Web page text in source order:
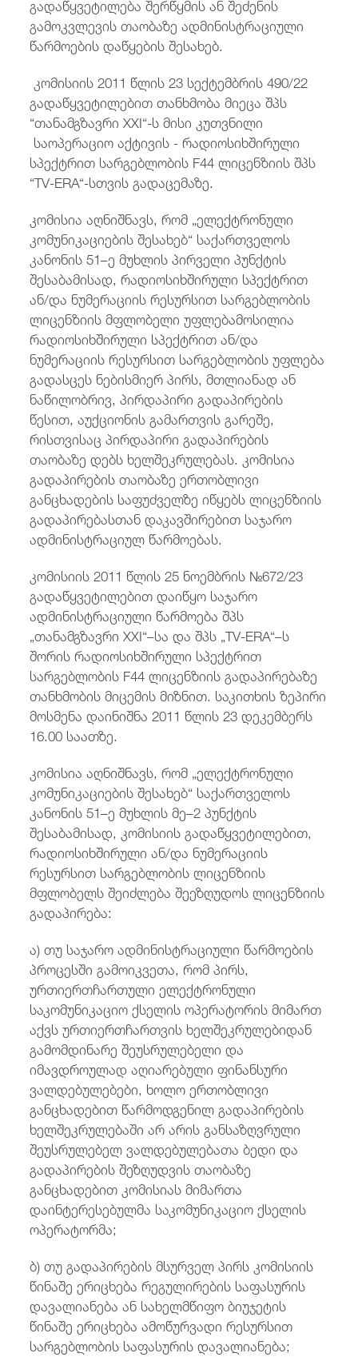
გამოკვლევის თაობაზე ადმინისტრაციული
წარმოების დაწყების შესახებ.
კომისიის 2011 წლის 23 სექტემბრის 490/22
გადაწყვეტილებით თანხმობა მიეცა შპს
“თანამგზავრი XXI“-ს მისი კუთვნილი
საოპერაციო აქტივის - რადიოსიხშირული
სპექტრით სარგებლობის F44 ლიცენზიის შპს
“TV-ERA“-სთვის გადაცემაზე.
კომისია აღნიშნავს, რომ „ელექტრონული
კომუნიკაციების შესახებ“ საქართველოს
კანონის 51–ე მუხლის პირველი პუნქტის
შესაბამისად, რადიოსიხშირული სპექტრით
ან/და ნუმერაციის რესურსით სარგებლობის
ლიცენზიის მფლობელი უფლებამოსილია
რადიოსიხშირული სპექტრით ან/და
ნუმერაციის რესურსით სარგებლობის უფლება
გადასცეს ნებისმიერ პირს, მთლიანად ან
ნაწილობრივ, პირდაპირი გადაპირების
წესით, აუქციონის გამართვის გარეშე,
რისთვისაც პირდაპირი გადაპირების
თაობაზე დებს ხელშეკრულებას. კომისია
გადაპირების თაობაზე ერთობლივი
განცხადების საფუძველზე იწყებს ლიცენზიის
გადაპირებასთან დაკავშირებით საჯარო
ადმინისტრაციულ წარმოებას.
კომისიის 2011 წლის 25 ნოემბრის №672/23
გადაწყვეტილებით დაიწყო საჯარო
ადმინისტრაციული წარმოება შპს
„თანამგზავრი XXI“–სა და შპს „TV-ERA“–ს
შორის რადიოსიხშირული სპექტრით
სარგებლობის F44 ლიცენზიის გადაპირებაზე
თანხმობის მიცემის მიზნით. საკითხის ზეპირი
მოსმენა დაინიშნა 2011 წლის 23 დეკემბერს
16.00 საათზე.
კომისია აღნიშნავს, რომ „ელექტრონული
კომუნიკაციების შესახებ“ საქართველოს
კანონის 51–ე მუხლის მე–2 პუნქტის
შესაბამისად, კომისიის გადაწყვეტილებით,
რადიოსიხშირული ან/და ნუმერაციის
რესურსით სარგებლობის ლიცენზიის
მფლობელს შეიძლება შეეზღუდოს ლიცენზიის
გადაპირება:
ა) თუ საჯარო ადმინისტრაციული წარმოების
პროცესში გამოიკვეთა, რომ პირს,
ურთიერთჩართული ელექტრონული
საკომუნიკაციო ქსელის ოპერატორის მიმართ
აქვს ურთიერთჩართვის ხელშეკრულებიდან
გამომდინარე შეუსრულებელი და
იმავდროულად აღიარებული ფინანსური
ვალდებულებები, ხოლო ერთობლივი
განცხადებით წარმოდგენილ გადაპირების
ხელშეკრულებაში არ არის განსაზღვრული
შეუსრულებელ ვალდებულებათა ბედი და
გადაპირების შეზღუდვის თაობაზე
განცხადებით კომისიას მიმართა
დაინტერესებულმა საკომუნიკაციო ქსელის
ოპერატორმა;
ბ) თუ გადაპირების მსურველ პირს კომისიის
წინაშე ერიცხება რეგულირების საფასურის
დავალიანება ან სახელმწიფო ბიუჯეტის
წინაშე ერიცხება ამოწურვადი რესურსით
სარგებლობის საფასურის დავალიანება;